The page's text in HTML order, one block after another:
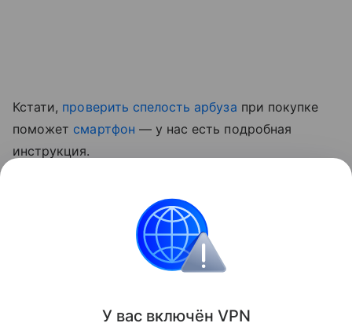
Кстати, проверить спелость арбуза при покупке
поможет смартфон — у нас есть подробная
инструкция.
оказался полезен для сосудов и кишечника
Красота и здоровье
Поделиться
У вас включён VPN